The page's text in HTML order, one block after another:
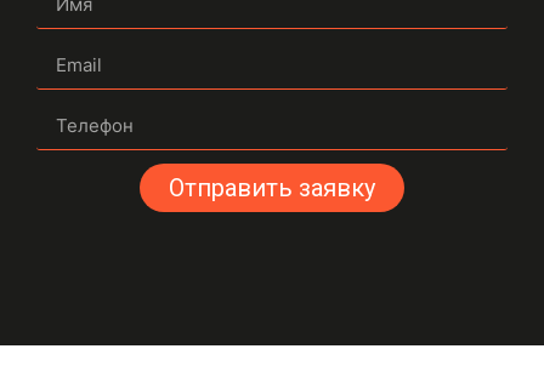
Отправить заявку